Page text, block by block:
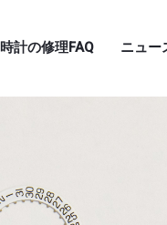
時計の修理FAQ ニュー